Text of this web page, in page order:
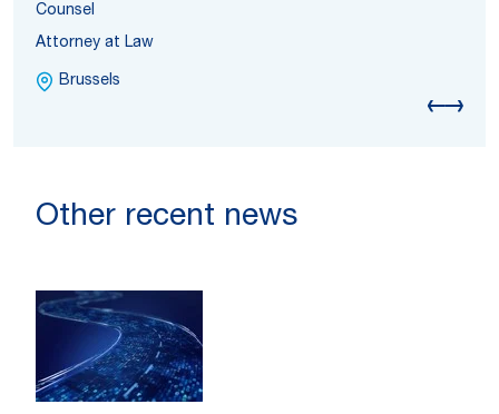
Counsel
Attorney at Law
Brussels
Other recent news